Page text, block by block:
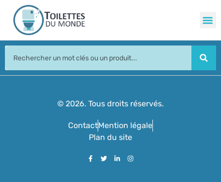
© 2026. Tous droits réservés.
ContactMention légale
Plan du site